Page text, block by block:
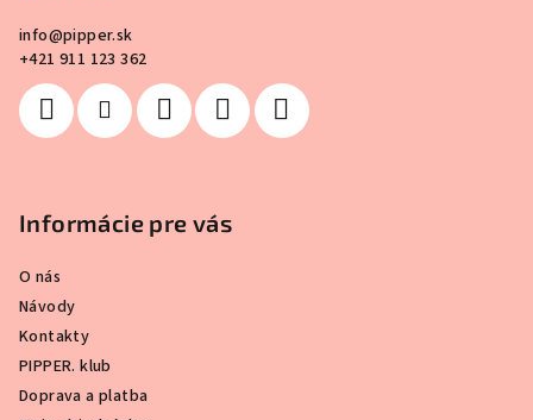
info@pipper.sk
+421 911 123 362
Informácie pre vás
O nás
Návody
Kontakty
PIPPER. klub
Doprava a platba